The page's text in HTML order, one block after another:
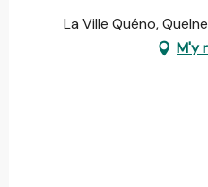
La Ville Quéno,
M'y